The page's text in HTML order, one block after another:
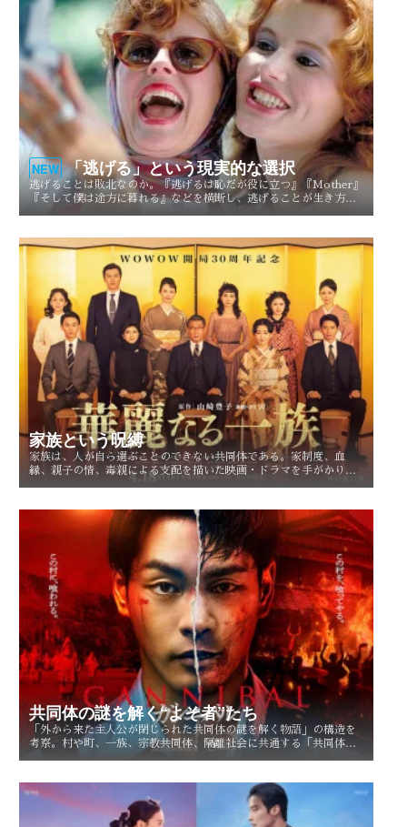
NEW 「逃げる」という現実的な選択
逃げることは敗北なのか。『逃げるは恥だが役に立つ』『Mother』
『そして僕は途方に暮れる』などを横断し、逃げることが生き方や
家族という呪縛
家族は、人が自ら選ぶことのできない共同体である。家制度、血
縁、親子の情、毒親による支配を描いた映画・ドラマを手がかり
共同体の謎を解く“よそ者”たち
「外から来た主人公が閉じられた共同体の謎を解く物語」の構造を
考察。村や町、一族、宗教共同体、隔離社会に共通する「共同体の